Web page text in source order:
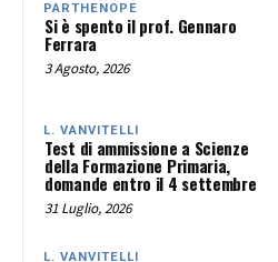
PARTHENOPE
Si è spento il prof. Gennaro
Ferrara
3 Agosto, 2026
L. VANVITELLI
Test di ammissione a Scienze
della Formazione Primaria,
domande entro il 4 settembre
31 Luglio, 2026
L. VANVITELLI